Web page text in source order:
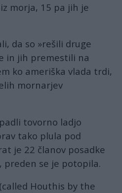
morja, 15 pa jih je
da so »rešili druge
in jih premestili na
ko ameriška vlada trdi,
mornarjev
tovorno ladjo
tako plula pod
je 22 članov posadke
preden se je potopila.
Houthis by the